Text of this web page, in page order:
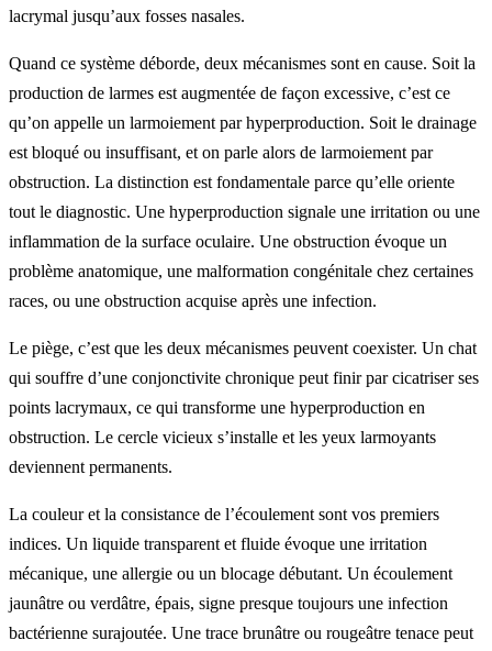
lacrymal jusqu’aux fosses nasales.
Quand ce système déborde, deux mécanismes sont en cause. Soit la
production de larmes est augmentée de façon excessive, c’est ce
qu’on appelle un larmoiement par hyperproduction. Soit le drainage
est bloqué ou insuffisant, et on parle alors de larmoiement par
obstruction. La distinction est fondamentale parce qu’elle oriente
tout le diagnostic. Une hyperproduction signale une irritation ou une
inflammation de la surface oculaire. Une obstruction évoque un
problème anatomique, une malformation congénitale chez certaines
races, ou une obstruction acquise après une infection.
Le piège, c’est que les deux mécanismes peuvent coexister. Un chat
qui souffre d’une conjonctivite chronique peut finir par cicatriser ses
points lacrymaux, ce qui transforme une hyperproduction en
obstruction. Le cercle vicieux s’installe et les yeux larmoyants
deviennent permanents.
La couleur et la consistance de l’écoulement sont vos premiers
indices. Un liquide transparent et fluide évoque une irritation
mécanique, une allergie ou un blocage débutant. Un écoulement
jaunâtre ou verdâtre, épais, signe presque toujours une infection
bactérienne surajoutée. Une trace brunâtre ou rougeâtre tenace peut